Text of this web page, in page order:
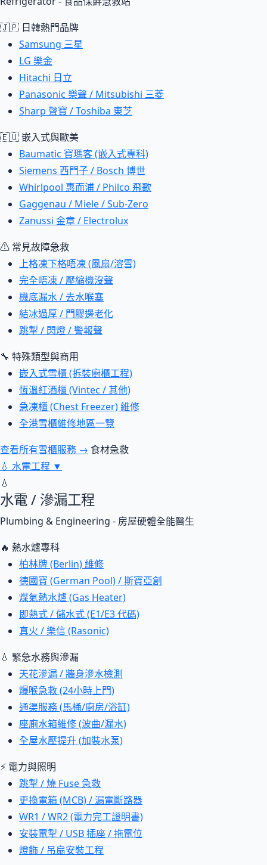
🇯🇵 日韓熱門品牌
Samsung 三星
LG 樂金
Hitachi 日立
Panasonic 樂聲 / Mitsubishi 三菱
Sharp 聲寶 / Toshiba 東芝
🇪🇺 嵌入式與歐美
Baumatic 寶瑪客 (嵌入式專科)
Siemens 西門子 / Bosch 博世
Whirlpool 惠而浦 / Philco 飛歌
Gaggenau / Miele / Sub-Zero
Zanussi 金章 / Electrolux
⚠ 常見故障急救
上格凍下格唔凍 (風扇/溶雪)
完全唔凍 / 壓縮機沒聲
機底漏水 / 去水喉塞
結冰過厚 / 門膠邊老化
跳掣 / 閃燈 / 警報聲
🔧 特殊類型與商用
嵌入式雪櫃 (拆裝廚櫃工程)
恆溫紅酒櫃 (Vintec / 其他)
急凍櫃 (Chest Freezer) 維修
全港雪櫃維修地區一覽
查看所有雪櫃服務 → 食材急救
💧 水電工程 ▼
💧
水電 / 滲漏工程
Plumbing & Engineering - 房屋硬體全能醫生
🔥 熱水爐專科
柏林牌 (Berlin) 維修
德國寶 (German Pool) / 斯寶亞創
煤氣熱水爐 (Gas Heater)
即熱式 / 儲水式 (E1/E3 代碼)
真火 / 樂信 (Rasonic)
💧 緊急水務與滲漏
天花滲漏 / 牆身滲水檢測
爆喉急救 (24小時上門)
通渠服務 (馬桶/廚房/浴缸)
座廁水箱維修 (波曲/漏水)
全屋水壓提升 (加裝水泵)
⚡ 電力與照明
跳掣 / 燒 Fuse 急救
更換電箱 (MCB) / 漏電斷路器
WR1 / WR2 (電力完工證明書)
安裝電掣 / USB 插座 / 拖電位
燈飾 / 吊扇安裝工程